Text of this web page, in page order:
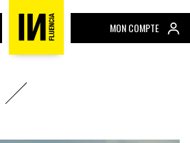
MON COMPTE